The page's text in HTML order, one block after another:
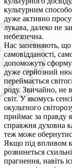
культурним
дуже активно
лукава, далеко не
небезпечна.
Нас запевняють, що
самовідданості,
допоможуть
дуже серйозний
переймається
роду. Звичайно, не
світ. У якомусь
окультного
приймає за правду
справжня духовна
теж може
Якщо під впливом
розвинеться
прагнення, навіть